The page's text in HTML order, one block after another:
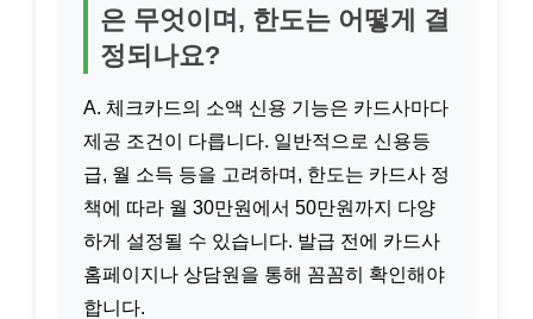
은 무엇이며, 한도는 어떻게 결
정되나요?
A. 체크카드의 소액 신용 기능은 카드사마다
제공 조건이 다릅니다. 일반적으로 신용등
급, 월 소득 등을 고려하며, 한도는 카드사 정
책에 따라 월 30만원에서 50만원까지 다양
하게 설정될 수 있습니다. 발급 전에 카드사
홈페이지나 상담원을 통해 꼼꼼히 확인해야
합니다.